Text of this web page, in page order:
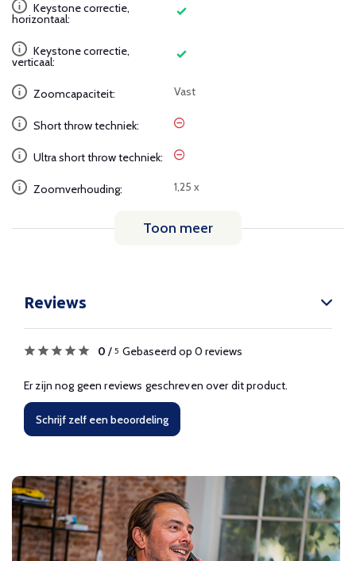
Keystone correctie,
horizontaal:
Keystone correctie,
verticaal:
Zoomcapaciteit: Vast
Short throw techniek:
Ultra short throw techniek:
Zoomverhouding: 1,25 x
Toon meer
Reviews
0 / 5 Gebaseerd op 0 reviews
Er zijn nog geen reviews geschreven over dit product.
Schrijf zelf een beoordeling